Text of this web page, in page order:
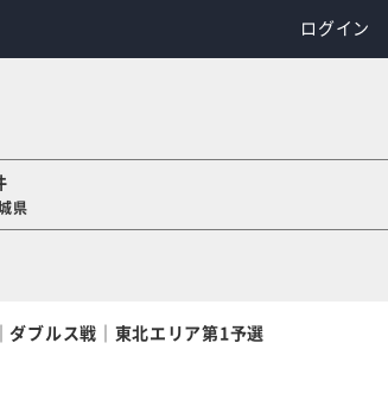
ログイン
県
ブルス戦｜東北エリア第1予選